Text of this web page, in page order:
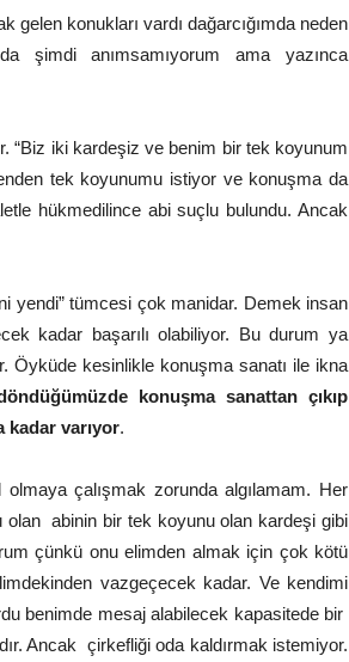
gelen konukları vardı dağarcığımda neden
şimdi anımsamıyorum ama yazınca
“Biz iki kardeşiz ve benim bir tek koyunum
tek koyunumu istiyor ve konuşma da
hükmedilince abi suçlu bulundu. Ancak
yendi” tümcesi çok manidar. Demek insan
kadar başarılı olabiliyor. Bu durum ya
Öyküde kesinlikle konuşma sanatı ile ikna
konuşma sanattan çıkıp
varıyor.
çalışmak zorunda algılamam. Her
abinin bir tek koyunu olan kardeşi gibi
çünkü onu elimden almak için çok kötü
vazgeçecek kadar. Ve kendimi
benimde mesaj alabilecek kapasitede bir
Ancak çirkefliği oda kaldırmak istemiyor.